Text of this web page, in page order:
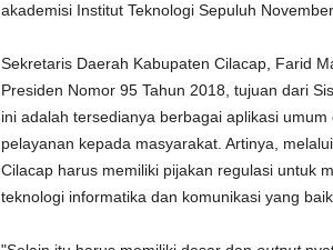
akademisi Institut Teknologi Sepuluh
Sekretaris Daerah Kabupaten Cilacap, Farid
Presiden Nomor 95 Tahun 2018, tujuan dari
ini adalah tersedianya berbagai aplikasi
pelayanan kepada masyarakat. Artinya,
Cilacap harus memiliki pijakan regulasi untuk
teknologi informatika dan komunikasi yang baik.